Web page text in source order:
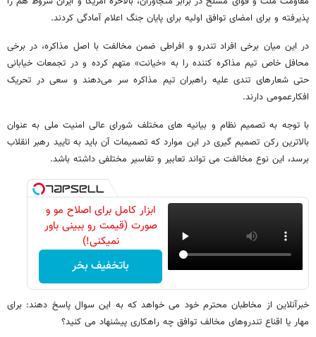
پذیرفته و برای امضای توافق اولیه برای پایان جنگ اعلام آمادگی کردند.
در این میان برخی افراد تندرو و افراطی ضمن مخالفت با اصل مذاکره، در برخی
محافل خاص تیم مذاکره کننده را به «خیانت» متهم کرده و در تجمعات خیابانی
حتی شعارهای تندی علیه راهبران تیم مذاکره سر می‌دهند و سعی در تحریک
افکارعمومی دارند.
با توجه به تصمیم نظام و بیانیه های مختلف شورای عالی امنیت ملی به عنوان
بالاترین رکن تصمیم گیری در این موارد که تصمیمات آن باید به تایید رهبر انقلاب
برسد، این نوع مخالفت می تواند تعابیر و تفاسیر مختلفی داشته باشد.
ابزار کامل برای اصلاح مو و
صورت (قیمت رو ببینی باور
نمیکنی!)
باتخفیف بخر
خبرآنلاین از مخاطبان محترم خود می خواهد که به این سوال پاسخ دهند: برای
مهار یا اقناع تندروهای مخالف توافق چه راهکاری پیشنهاد می کنید؟